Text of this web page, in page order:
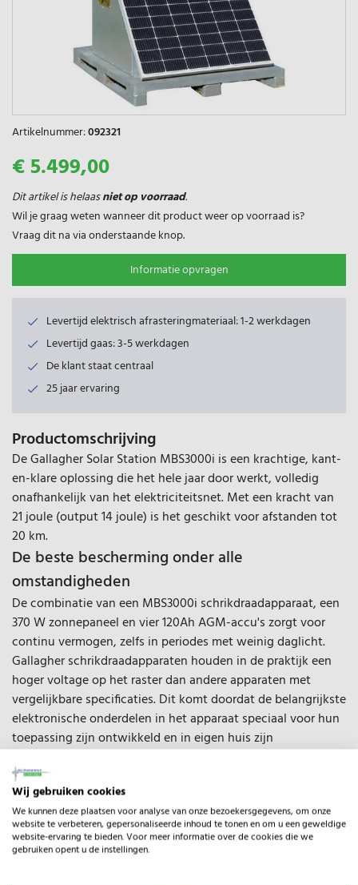
Artikelnummer:092321
€ 5.499,00
Dit artikel is helaasniet op voorraad.
Wil je graag weten wanneer dit product weer op voorraad is?
Vraag dit na via onderstaande knop.
Informatie opvragen
Levertijd elektrisch afrasteringmateriaal: 1-2 werkdagen
Levertijd gaas: 3-5 werkdagen
De klant staat centraal
25 jaar ervaring
Productomschrijving
De Gallagher Solar Station MBS3000i is een krachtige, kant-
en-klare oplossing die het hele jaar door werkt, volledig
onafhankelijk van het elektriciteitsnet. Met een kracht van
21 joule (output 14 joule) is het geschikt voor afstanden tot
20 km.
De beste bescherming onder alle
omstandigheden
De combinatie van een MBS3000i schrikdraadapparaat, een
370 W zonnepaneel en vier 120Ah AGM-accu's zorgt voor
continu vermogen, zelfs in periodes met weinig daglicht.
Gallagher schrikdraadapparaten houden in de praktijk een
hoger voltage op het raster dan andere apparaten met
vergelijkbare specificaties. Dit komt doordat de belangrijkste
elektronische onderdelen in het apparaat speciaal voor hun
toepassing zijn ontwikkeld en in eigen huis zijn
Slimme aanpassing en volledige controle
Dankzij de adaptive control-functie past het
schrikdraadapparaat zijn vermogen automatisch aan op het
aangesloten raster en de actuele belasting daarvan. Zo
werkt het systeem altijd zo efficiënt mogelijk. De MBS3000i
Wij gebruiken cookies
We kunnen deze plaatsen voor analyse van onze bezoekersgegevens, om onze
website te verbeteren, gepersonaliseerde inhoud te tonen en om u een geweldige
website-ervaring te bieden. Voor meer informatie over de cookies die we
gebruiken opent u de instellingen.